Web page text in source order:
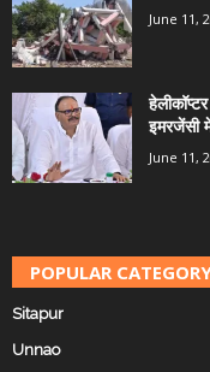
June 11,
इमरजेंसी
June 11,
POPULAR
Sitapur
Unnao